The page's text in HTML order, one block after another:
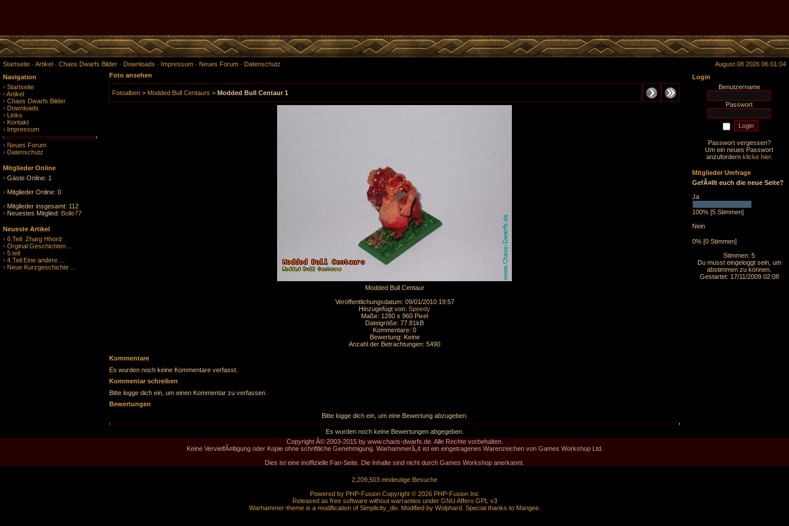
Startseite · Artikel · Chaos Dwarfs Bilder · Downloads · Impressum · Neues Forum · Datenschutz
August 08 2026 06:01:04
Navigation
Startseite
Artikel
Chaos Dwarfs Bilder
Downloads
Links
Kontakt
Impressum
Neues Forum
Datenschutz
Mitglieder Online
Gäste Online: 1
Mitglieder Online: 0
Mitglieder insgesamt: 112
Neuestes Mitglied: Bolle77
Neueste Artikel
6.Teil: Zharg Hhord
Orginal Geschichten...
5.teil
4.Teil:Eine andere ...
Neue Kurzgeschichte ...
Login
Benutzername
Passwort
Passwort vergessen?
Um ein neues Passwort
anzufordern klicke hier.
Mitglieder Umfrage
GefÃ¤llt euch die neue Seite?
Ja
100% [5 Stimmen]
Nein
0% [0 Stimmen]
Stimmen: 5
Du musst eingeloggt sein, um
abstimmen zu können.
Gestartet: 17/11/2009 02:08
Foto ansehen
Fotoalben > Modded Bull Centaurs > Modded Bull Centaur 1
Modded Bull Centaur
Veröffentlichungsdatum: 09/01/2010 19:57
Hinzugefügt von: Speedy
Maße: 1280 x 960 Pixel
Dateigröße: 77.81kB
Kommentare: 0
Bewertung: Keine
Anzahl der Betrachtungen: 5490
Kommentare
Es wurden noch keine Kommentare verfasst.
Kommentar schreiben
Bitte logge dich ein, um einen Kommentar zu verfassen.
Bewertungen
Bitte logge dich ein, um eine Bewertung abzugeben.
Es wurden noch keine Bewertungen abgegeben.
Copyright Â© 2003-2015 by www.chaos-dwarfs.de. Alle Rechte vorbehalten.
Keine VervielfÃ¤ltigung oder Kopie ohne schriftliche Genehmigung. Warhammerâ„¢ ist ein eingetragenes Warenzeichen von Games Workshop Ltd.
Dies ist eine inoffizielle Fan-Seite. Die Inhalte sind nicht durch Games Workshop anerkannt.
2,209,503 eindeutige Besuche
Powered by PHP-Fusion Copyright © 2026 PHP-Fusion Inc
Released as free software without warranties under GNU Affero GPL v3
Warhammer-theme is a modification of Simplicity_div. Modified by Wolphard. Special thanks to Mangee.